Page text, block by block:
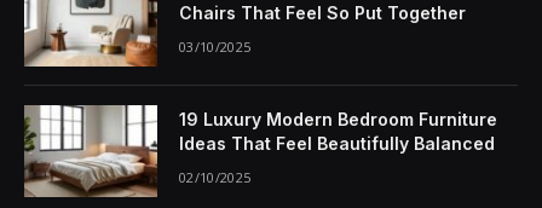
Chairs That Feel So Put Together
03/10/2025
19 Luxury Modern Bedroom Furniture
Ideas That Feel Beautifully Balanced
02/10/2025